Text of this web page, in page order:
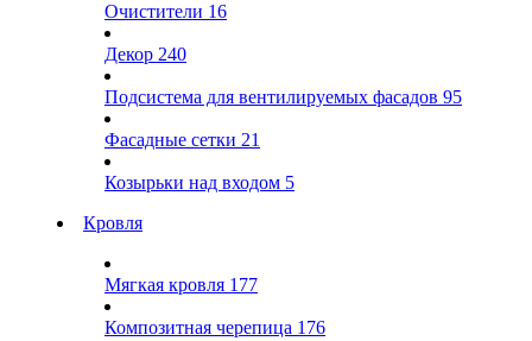
Очистители 16
Декор 240
Подсистема для вентилируемых фасадов 95
Фасадные сетки 21
Козырьки над входом 5
Кровля
Мягкая кровля 177
Композитная черепица 176